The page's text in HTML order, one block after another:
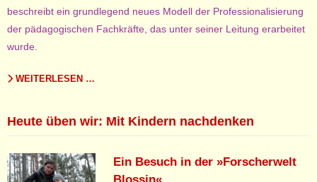
beschreibt ein grundlegend neues Modell der Professionalisierung
der pädagogischen Fachkräfte, das unter seiner Leitung erarbeitet
wurde.
WEITERLESEN …
Heute üben wir: Mit Kindern nachdenken
Ein Besuch in der »Forscherwelt